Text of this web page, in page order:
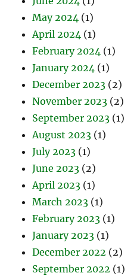
May 2024 (1)
April 2024 (1)
February 2024 (1)
January 2024 (1)
December 2023 (2)
November 2023 (2)
September 2023 (1)
August 2023 (1)
July 2023 (1)
June 2023 (2)
April 2023 (1)
March 2023 (1)
February 2023 (1)
January 2023 (1)
December 2022 (2)
September 2022 (1)